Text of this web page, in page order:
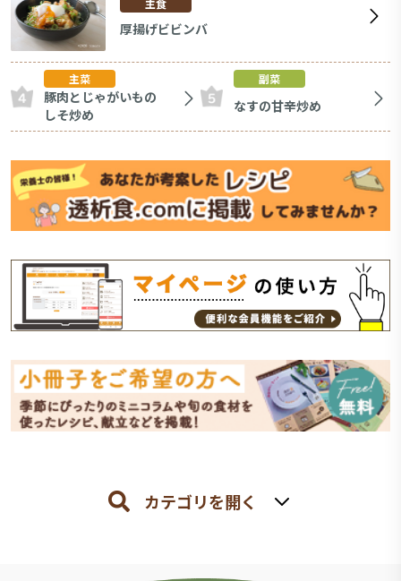
主食
厚揚げビビンバ
主菜
豚肉とじゃがいもの
しそ炒め
副菜
なすの甘辛炒め
カテゴリを開く